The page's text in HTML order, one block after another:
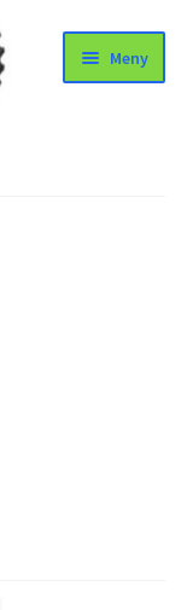
Meny